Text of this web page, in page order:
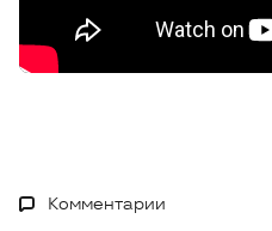
Комментарии